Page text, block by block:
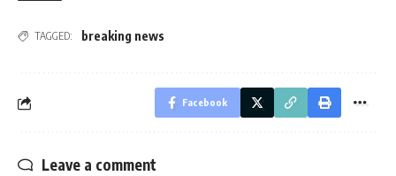
TAGGED: breaking news
Facebook
Leave a comment